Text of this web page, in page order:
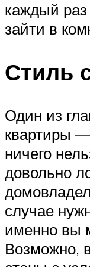
каждый раз
зайти в
Стиль
Один из
квартиры
ничего
довольно
случае
именно вы
Возможно,